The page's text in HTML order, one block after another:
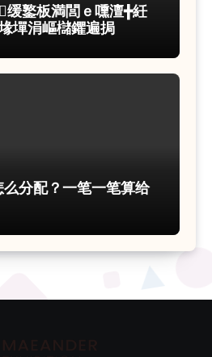
缓鐜板満閭ｅ嚑澶╋紝
墠涓嶇櫧鑺遍挶
分配？一笔一笔算给